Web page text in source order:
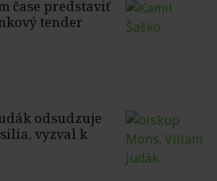
čase predstaviť
tender
odsudzuje
vyzval k